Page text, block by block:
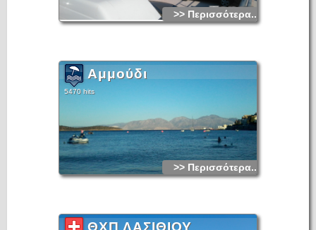
>> Περισσότερα...
Αμμούδι
5470 hits
>> Περισσότερα...
ΘΧΠ ΛΑΣΙΘΙΟΥ